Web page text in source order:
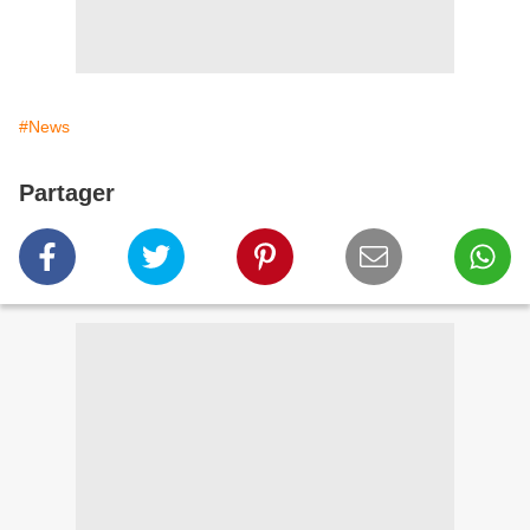
#News
Partager